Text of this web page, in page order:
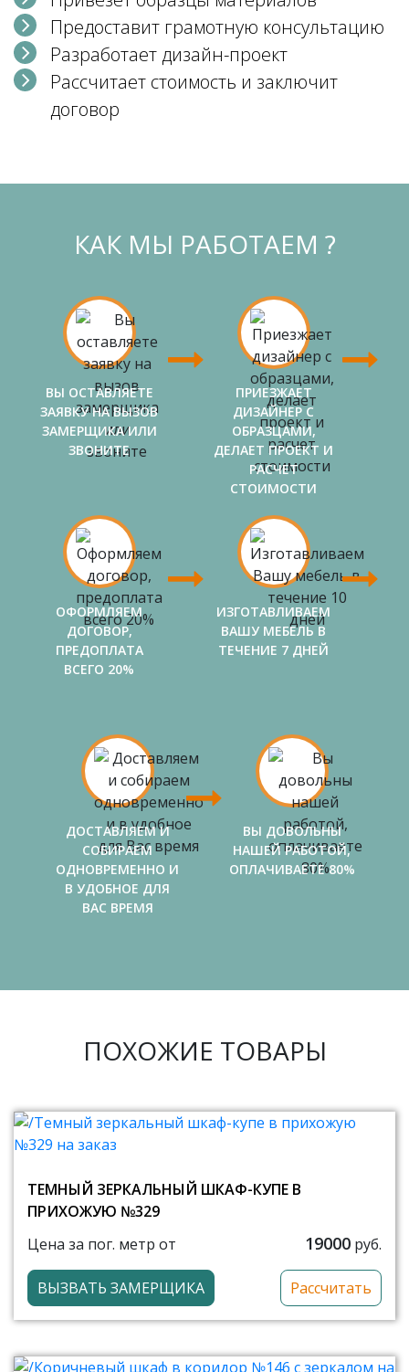
Предоставит грамотную консультацию
Разработает дизайн-проект
Рассчитает стоимость и заключит
договор
КАК МЫ РАБОТАЕМ ?
ВЫ ОСТАВЛЯЕТЕ
ЗАЯВКУ НА ВЫЗОВ
ЗАМЕРЩИКА ИЛИ
ЗВОНИТЕ
ПРИЕЗЖАЕТ
ДИЗАЙНЕР С
ОБРАЗЦАМИ,
ДЕЛАЕТ ПРОЕКТ И
РАСЧЕТ
СТОИМОСТИ
ОФОРМЛЯЕМ
ДОГОВОР,
ПРЕДОПЛАТА
ВСЕГО 20%
ИЗГОТАВЛИВАЕМ
ВАШУ МЕБЕЛЬ В
ТЕЧЕНИЕ 7 ДНЕЙ
ДОСТАВЛЯЕМ И
СОБИРАЕМ
ОДНОВРЕМЕННО И
В УДОБНОЕ ДЛЯ
ВАС ВРЕМЯ
ВЫ ДОВОЛЬНЫ
НАШЕЙ РАБОТОЙ,
ОПЛАЧИВАЕТЕ 80%
ПОХОЖИЕ ТОВАРЫ
ТЕМНЫЙ ЗЕРКАЛЬНЫЙ ШКАФ-КУПЕ В
ПРИХОЖУЮ №329
Цена за пог. метр от
19000 руб.
ВЫЗВАТЬ ЗАМЕРЩИКА Рассчитать